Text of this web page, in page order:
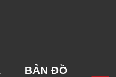
BẢN ĐỒ